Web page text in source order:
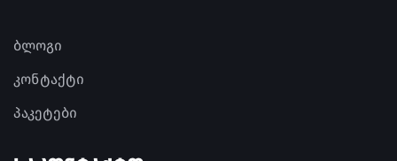
ბლოგი
კონტაქტი
პაკეტები